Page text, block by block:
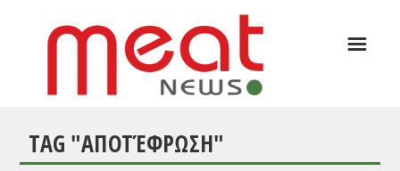
ΕΙΔΗΣΕΙΣ
☰
TAG "ΑΠΟΤΈΦΡΩΣΗ"